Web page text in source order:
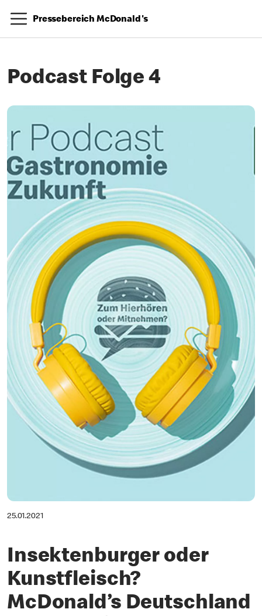
Pressebereich McDonald's
Podcast Folge 4
25.01.2021
Insektenburger oder
Kunstfleisch?
McDonald’s Deutschland